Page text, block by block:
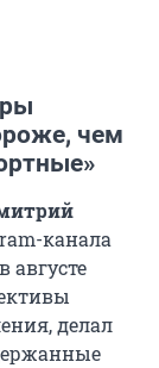
чем
канала
августе
делал